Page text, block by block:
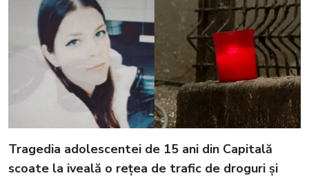
Tragedia adolescentei de 15 ani din Capitală
scoate la iveală o rețea de trafic de droguri și